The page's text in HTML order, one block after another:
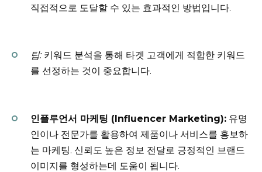
직접적으로 도달할 수 있는 효과적인 방법입니다.
팁:키워드 분석을 통해 타겟 고객에게 적합한 키워드
를 선정하는 것이 중요합니다.
인플루언서 마케팅 (Influencer Marketing): 유명
인이나 전문가를 활용하여 제품이나 서비스를 홍보하
는 마케팅. 신뢰도 높은 정보 전달로 긍정적인 브랜드
이미지를 형성하는데 도움이 됩니다.